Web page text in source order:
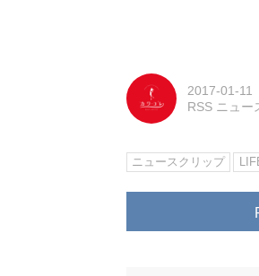
2017-01-11
RSS ニュー
ニュースクリップ